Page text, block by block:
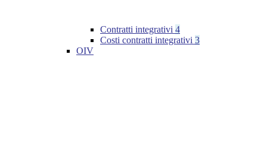
Contratti integrativi 4
Costi contratti integrativi 3
OIV